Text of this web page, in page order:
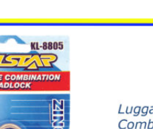
12471
-
CANDADO
DE
COMBINACION
quantity